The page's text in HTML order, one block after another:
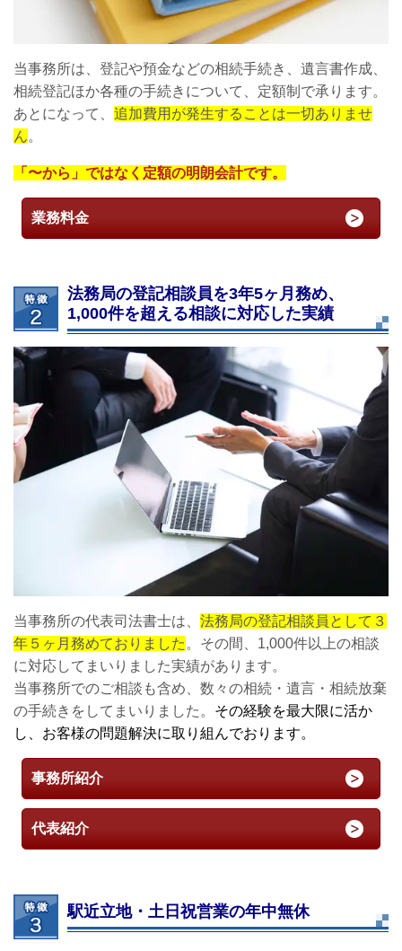
当事務所は、登記や預金などの相続手続き、遺言書作成、
相続登記ほか各種の手続きについて、定額制で承ります。
あとになって、 追加費用が発生することは一切ありませ
ん。
「〜から」ではなく定額の明朗会計です。
業務料金
法務局の登記相談員を3年5ヶ月務め、
1,000件を超える相談に対応した実績
当事務所の代表司法書士は、 法務局の登記相談員として３
年５ヶ月務めておりました。その間、1,000件以上の相談
に対応してまいりました実績があります。
当事務所でのご相談も含め、数々の相続・遺言・相続放棄
の手続きをしてまいりました。 その経験を最大限に活か
し、お客様の問題解決に取り組んでおります。
事務所紹介
代表紹介
駅近立地・土日祝営業の年中無休